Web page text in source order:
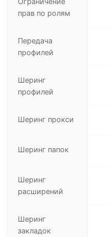
прав по ролям
Передача
профилей
Шеринг
профилей
Шеринг прокси
Шеринг папок
Шеринг
расширений
Шеринг
закладок